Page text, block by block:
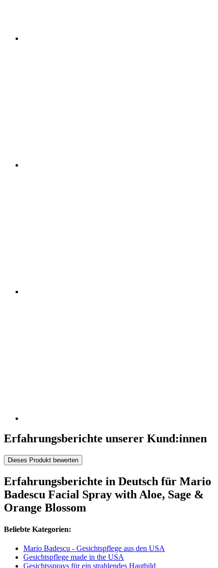
Erfahrungsberichte unserer Kund:innen
Dieses Produkt bewerten
Erfahrungsberichte in Deutsch für Mario
Badescu Facial Spray with Aloe, Sage &
Orange Blossom
Beliebte Kategorien:
Mario Badescu - Gesichtspflege aus den USA
Gesichtspflege made in the USA
Gesichtssprays für ein strahlendes Hautbild